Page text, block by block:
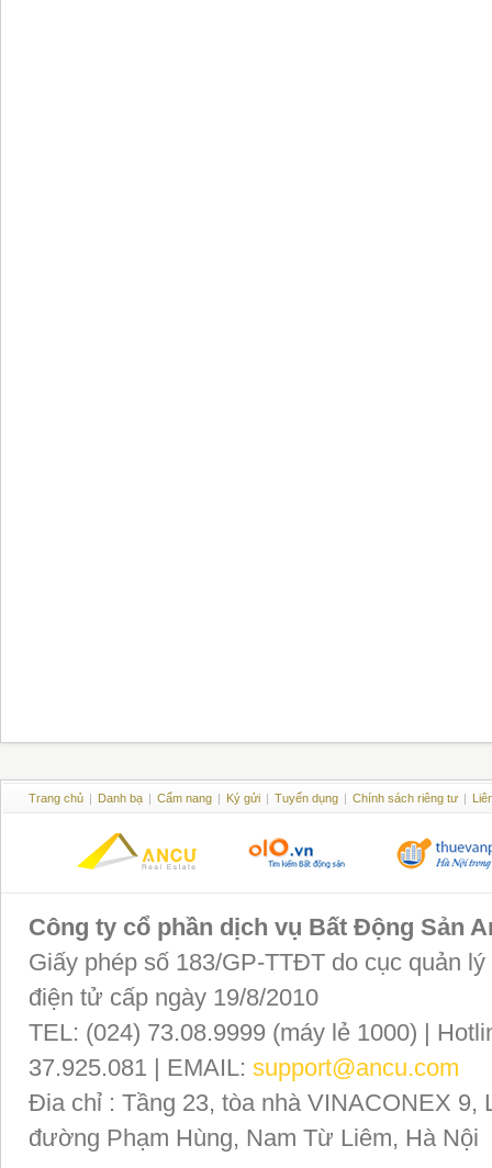
Trang chủ | Danh bạ | Cẩm nang | Ký gửi | Tuyển dụng | Chính sách riêng tư |
Công ty cổ phần dịch vụ Bất Động Sản
Giấy phép số 183/GP-TTĐT do cục quản
điện tử cấp ngày 19/8/2010
TEL: (024) 73.08.9999 (máy lẻ 1000) |
37.925.081 | EMAIL: support@ancu.com
Đia chỉ : Tầng 23, tòa nhà VINACONEX 9,
đường Phạm Hùng, Nam Từ Liêm, Hà Nội